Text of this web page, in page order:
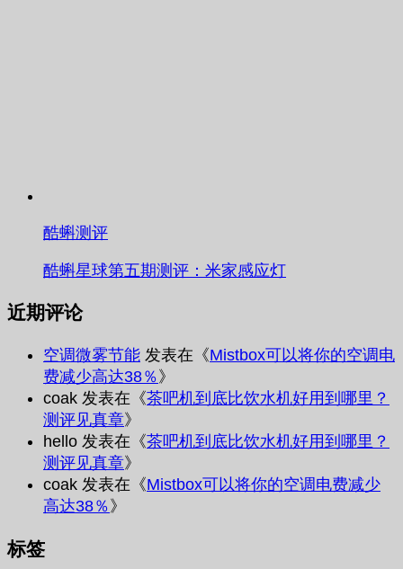
酷蝌测评
酷蝌星球第五期测评：米家感应灯
近期评论
空调微雾节能 发表在《Mistbox可以将你的空调电
费减少高达38％ 》
coak 发表在《茶吧机到底比饮水机好用到哪里？
测评见真章》
hello 发表在《茶吧机到底比饮水机好用到哪里？
测评见真章》
coak 发表在《Mistbox可以将你的空调电费减少
高达38％ 》
标签